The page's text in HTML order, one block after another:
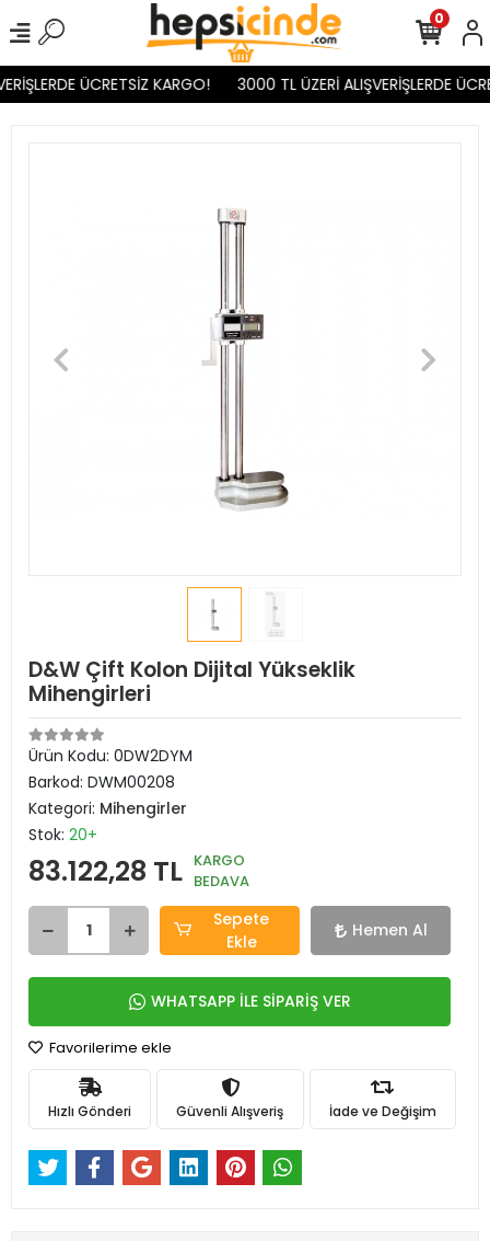
ÜCRETSİZ KARGO! 3000 TL ÜZERİ ALIŞVERİŞLERDE
0
D&W Çift Kolon Dijital Yükseklik
Mihengirleri
Ürün Kodu: 0DW2DYM
Barkod: DWM00208
Kategori: Mihengirler
Stok: 20+
83.122,28 TL KARGO
BEDAVA
Sepete
Ekle
Hemen Al
WHATSAPP İLE SİPARİŞ VER
Favorilerime ekle
Hızlı Gönderi Güvenli Alışveriş İade ve Değişim